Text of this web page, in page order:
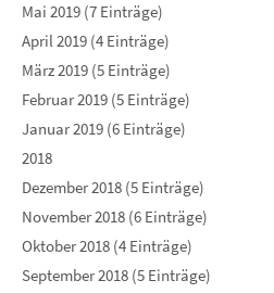
Mai 2019 (7 Einträge)
April 2019 (4 Einträge)
März 2019 (5 Einträge)
Februar 2019 (5 Einträge)
Januar 2019 (6 Einträge)
2018
Dezember 2018 (5 Einträge)
November 2018 (6 Einträge)
Oktober 2018 (4 Einträge)
September 2018 (5 Einträge)